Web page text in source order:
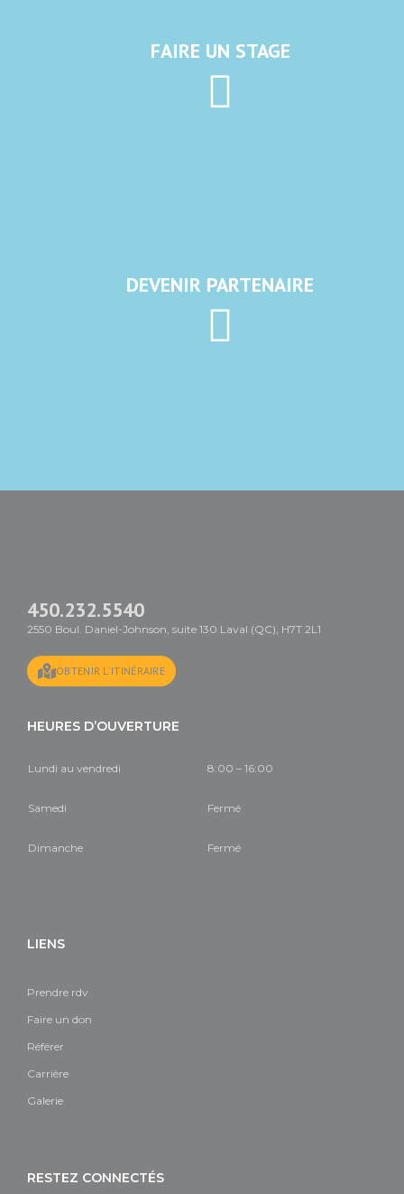
FAIRE UN STAGE
DEVENIR PARTENAIRE
450.232.5540
2550 Boul. Daniel-Johnson, suite 130 Laval (QC), H7T 2L1
OBTENIR L'ITINÉRAIRE
HEURES D’OUVERTURE
Lundi au vendredi 8:00 – 16:00
Samedi Fermé
Dimanche Fermé
LIENS
Prendre rdv
Faire un don
Référer
Carrière
Galerie
RESTEZ CONNECTÉS